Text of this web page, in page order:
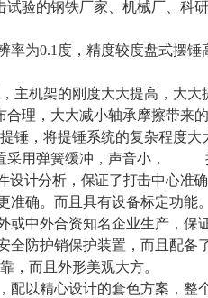
验的钢铁厂家、机械厂、科
率为0.1度，精度较度盘式摆
主机架的刚度大大提高，大大
合理，大大减小轴承摩擦带来的
锤，将提锤系统的复杂程度
采用弹簧缓冲 ，声音小，
设计分析， 保证了打击中心准
准确。而且具有设备标定功能。
或中外合资知名企业生产，保
全防护销保护装置，而且配备
，而且外形美观大方。
配以精心设计的套色方案，整